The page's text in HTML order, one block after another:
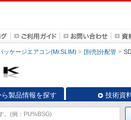
ッケージエアコン(Mr.SLIM) [別売]分配管
製品情報を探す 技術資